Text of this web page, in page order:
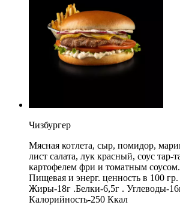
Чизбургер
Мясная котлета, сыр, помидор,
лист салата, лук красный, соус тар-
картофелем фри и томатным
Пищевая и энерг. ценность в 100 гр.
Жиры-18г .Белки-6,5г . Углеводы-
Калорийность-250 Ккал